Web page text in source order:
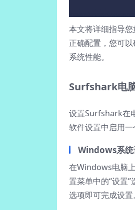
本文将详细指导
正确配置，您可
系统性能。
Surfshark电
设置Surfshark在
软件设置中启用一
Windows系统
在Windows电脑
置菜单中的“设置
选项即可完成设